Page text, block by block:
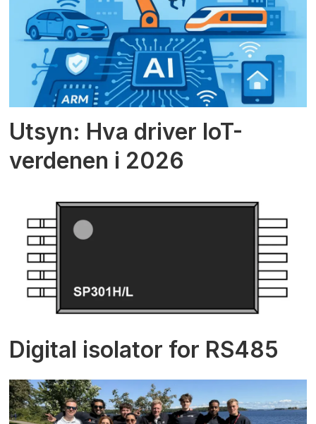
Utsyn: Hva driver IoT-
verdenen i 2026
Digital isolator for RS485